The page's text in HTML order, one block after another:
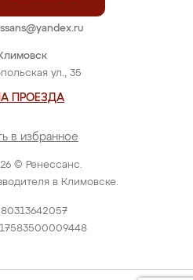
© Ренессанс.
в Климовске.
ул., 35
ПРОЕЗДА
в избранное